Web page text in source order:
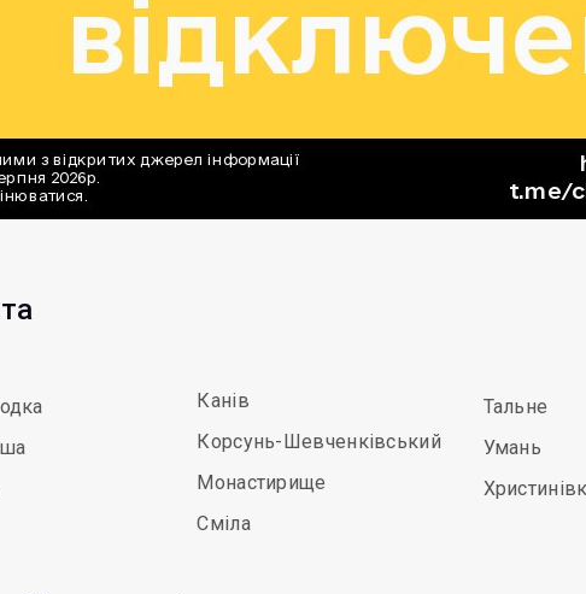
Канів
Корсунь-Шевченківський
Монастирище
Сміла
Тальне
Умань